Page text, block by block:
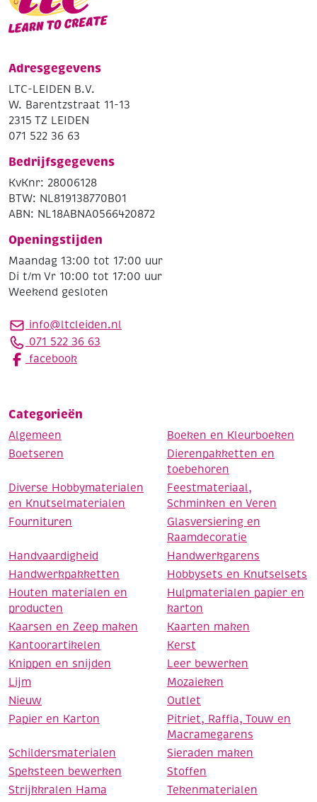
Adresgegevens
LTC-LEIDEN B.V.
W. Barentzstraat 11-13
2315 TZ LEIDEN
071 522 36 63
Bedrijfsgegevens
KvKnr: 28006128
BTW: NL819138770B01
ABN: NL18ABNA0566420872
Openingstijden
Maandag 13:00 tot 17:00 uur
Di t/m Vr 10:00 tot 17:00 uur
Weekend gesloten
info@ltcleiden.nl
071 522 36 63
facebook
Categorieën
Algemeen
Boeken en Kleurboeken
Boetseren
Dierenpakketten en
toebehoren
Diverse Hobbymaterialen
en Knutselmaterialen
Feestmateriaal,
Schminken en Veren
Fournituren
Glasversiering en
Raamdecoratie
Handvaardigheid
Handwerkgarens
Handwerkpakketten
Hobbysets en Knutselsets
Houten materialen en
producten
Hulpmaterialen papier en
karton
Kaarsen en Zeep maken
Kaarten maken
Kantoorartikelen
Kerst
Knippen en snijden
Leer bewerken
Lijm
Mozaieken
Nieuw
Outlet
Papier en Karton
Pitriet, Raffia, Touw en
Macramegarens
Schildersmaterialen
Sieraden maken
Speksteen bewerken
Stoffen
Strijkkralen Hama
Tekenmaterialen